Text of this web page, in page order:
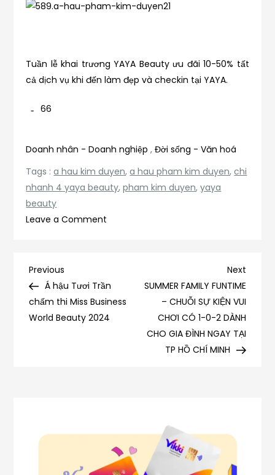
Tuần lễ khai trương YAYA Beauty ưu đãi 10-50% tất
cả dịch vụ khi đến làm đẹp và checkin tại YAYA.
66
Doanh nhân - Doanh nghiệp ,Đời sống - Văn hoá
Tags :a hau kim duyen,a hau pham kim duyen,chi
nhanh 4 yaya beauty,pham kim duyen,yaya
beauty
Leave a Comment
Kim
Duyên
cùng
đẹp
Điều
hướng
Previous
Post
Previous
Á hậu Tươi Trần
chấm thi Miss Business
World Beauty 2024
Next
Post
Next
SUMMER FAMILY FUNTIME
– CHUỖI SỰ KIỆN VUI
CHƠI CÓ 1-0-2 DÀNH
CHO GIA ĐÌNH NGAY TẠI
TP HỒ CHÍ MINH